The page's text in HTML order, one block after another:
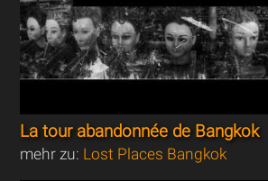
La tour abandonnée de Bangkok
mehr zu: Lost Places Bangkok